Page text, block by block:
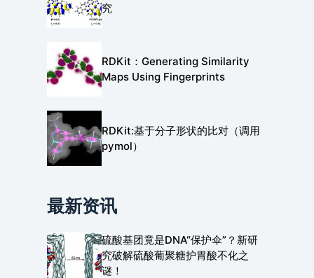
究
RDKit：Generating Similarity
Maps Using Fingerprints
RDKit:基于分子形状的比对（调用
pymol）
最新资讯
硫酸基团竟是DNA“保护伞”？新研
究破解硫酸葡聚糖护胃酸不化之
谜！